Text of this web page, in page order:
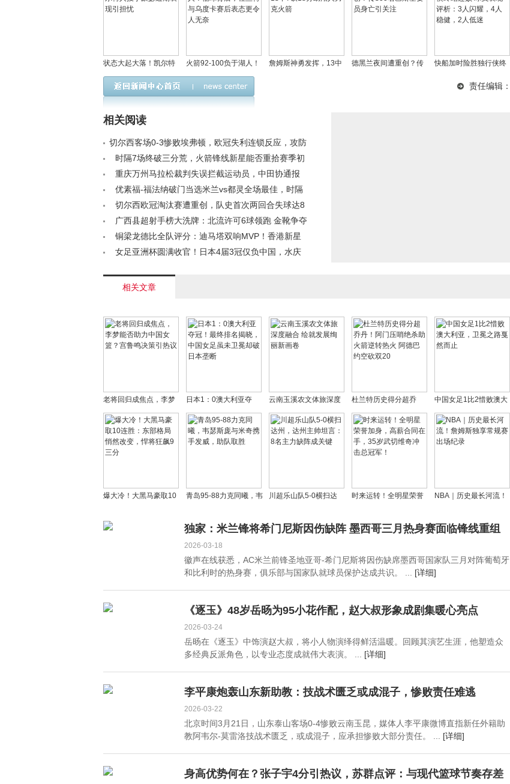
状态大起大落！凯尔特
人投手豪瑟近期表现引
担忧
火箭92-100负于湖人！
输球背后，杜兰特与乌
度卡赛后表态更令人无
詹姆斯神勇发挥，13中
德黑兰夜间遭重创？传
快船加时险胜独行侠终
3人闪耀，4人稳健，2
责任编辑：
相关阅读
切尔西客场0-3惨败埃弗顿，欧冠失利连锁反应，攻防
顽疾亟待解决< /a>
时隔7场终破三分荒，火箭锋线新星能否重拾赛季初
手感< /a>
重庆万州马拉松裁判失误拦截运动员，中田协通报
批评促整改< /a>
优素福-福法纳破门当选米兰vs都灵全场最佳，时隔
数月再建功< /a>
切尔西欧冠淘汰赛遭重创，队史首次两回合失球达8
个< /a>广西县超射手榜大洗牌：北流许可6球领跑 金靴争夺
白热化< /a>
铜梁龙德比全队评分：迪马塔双响MVP！香港新星
惊艳，一人失误成败笔< /a>
女足亚洲杯圆满收官！日本4届3冠仅负中国，水庆
相关文章
老将回归成焦点，李梦
能否助力中国女篮？宫
鲁鸣决策引热议
日本1：0澳大利亚夺
冠！最终排名揭晓，中
国女足虽未卫冕却破日
本垄断
云南玉溪农文体旅深度
融合 绘就发展绚丽新画
卷
杜兰特历史得分超乔
丹！阿门压哨绝杀助火
箭逆转热火 阿德巴约空
砍双20
中国女足1比2惜败澳大
利亚，卫冕之路戛然而
止
爆大冷！大黑马豪取10
变，悍将狂飙9三分
青岛95-88力克同曦，韦
威，助队取胜
川超乐山队5-0横扫达
主力缺阵成关键
时来运转！全明星荣誉
35岁武切维奇冲击总冠
NBA｜历史最长河流！
纪录
独家：米兰锋将希门尼斯因伤缺阵 墨西哥三月热身赛面临锋线重组
2026-03-18
徽声在线获悉，AC米兰前锋圣地亚哥-希门尼斯将因伤缺席墨西哥国家队三月对阵葡萄牙
和比利时的热身赛，俱乐部与国家队就球员保护达成共识。 ... [详细]
《逐玉》48岁岳旸为95小花作配，赵大叔形象成剧集暖心亮点
2026-03-24
岳旸在《逐玉》中饰演赵大叔，将小人物演绎得鲜活温暖。回顾其演艺生涯，他塑造众
多经典反派角色，以专业态度成就伟大表演。 ... [详细]
李平康炮轰山东新助教：技战术匮乏或成混子，惨败责任难逃
2026-03-22
北京时间3月21日，山东泰山客场0-4惨败云南玉昆，媒体人李平康微博直指新任外籍助
教阿韦尔-莫雷洛技战术匮乏，或成混子，应承担惨败大部分责任。 ... [详细]
身高优势何在？张子宇4分引热议，苏群点评：与现代篮球节奏存差